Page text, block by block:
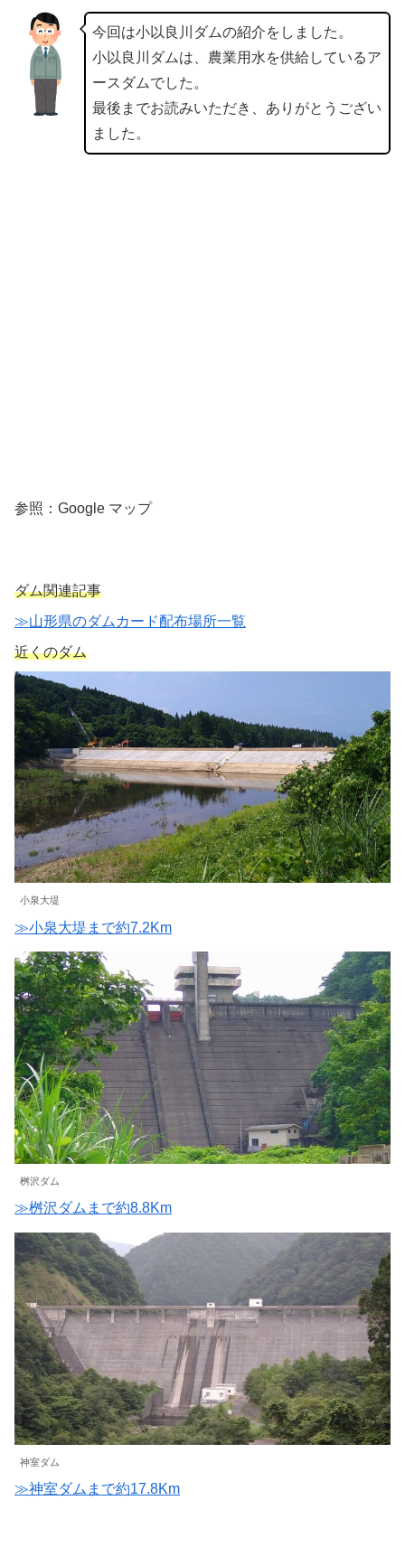
今回は小以良川ダムの紹介をしました。
小以良川ダムは、農業用水を供給しているア
ースダムでした。
最後までお読みいただき、ありがとうござい
ました。
参照：Google マップ
ダム関連記事
≫山形県のダムカード配布場所一覧
近くのダム
小泉大堤
≫小泉大堤まで約7.2Km
桝沢ダム
≫桝沢ダムまで約8.8Km
神室ダム
≫神室ダムまで約17.8Km